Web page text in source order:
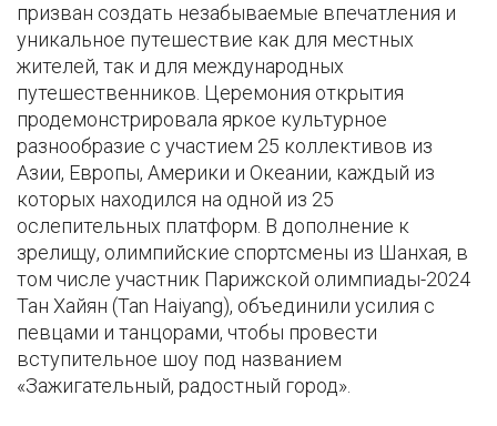
призван создать незабываемые впечатления и
уникальное путешествие как для местных
жителей, так и для международных
путешественников. Церемония открытия
продемонстрировала яркое культурное
разнообразие с участием 25 коллективов из
Азии, Европы, Америки и Океании, каждый из
которых находился на одной из 25
ослепительных платформ. В дополнение к
зрелищу, олимпийские спортсмены из Шанхая, в
том числе участник Парижской олимпиады-2024
Тан Хайян (Tan Haiyang), объединили усилия с
певцами и танцорами, чтобы провести
вступительное шоу под названием
«Зажигательный, радостный город».